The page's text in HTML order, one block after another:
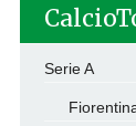
Serie A